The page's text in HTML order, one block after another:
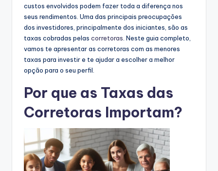
custos envolvidos podem fazer toda a diferença nos
seus rendimentos. Uma das principais preocupações
dos investidores, principalmente dos iniciantes, são as
taxas cobradas pelas corretoras . Neste guia completo,
vamos te apresentar as corretoras com as menores
taxas para investir e te ajudar a escolher a melhor
opção para o seu perfil.
Por que as Taxas das
Corretoras Importam?